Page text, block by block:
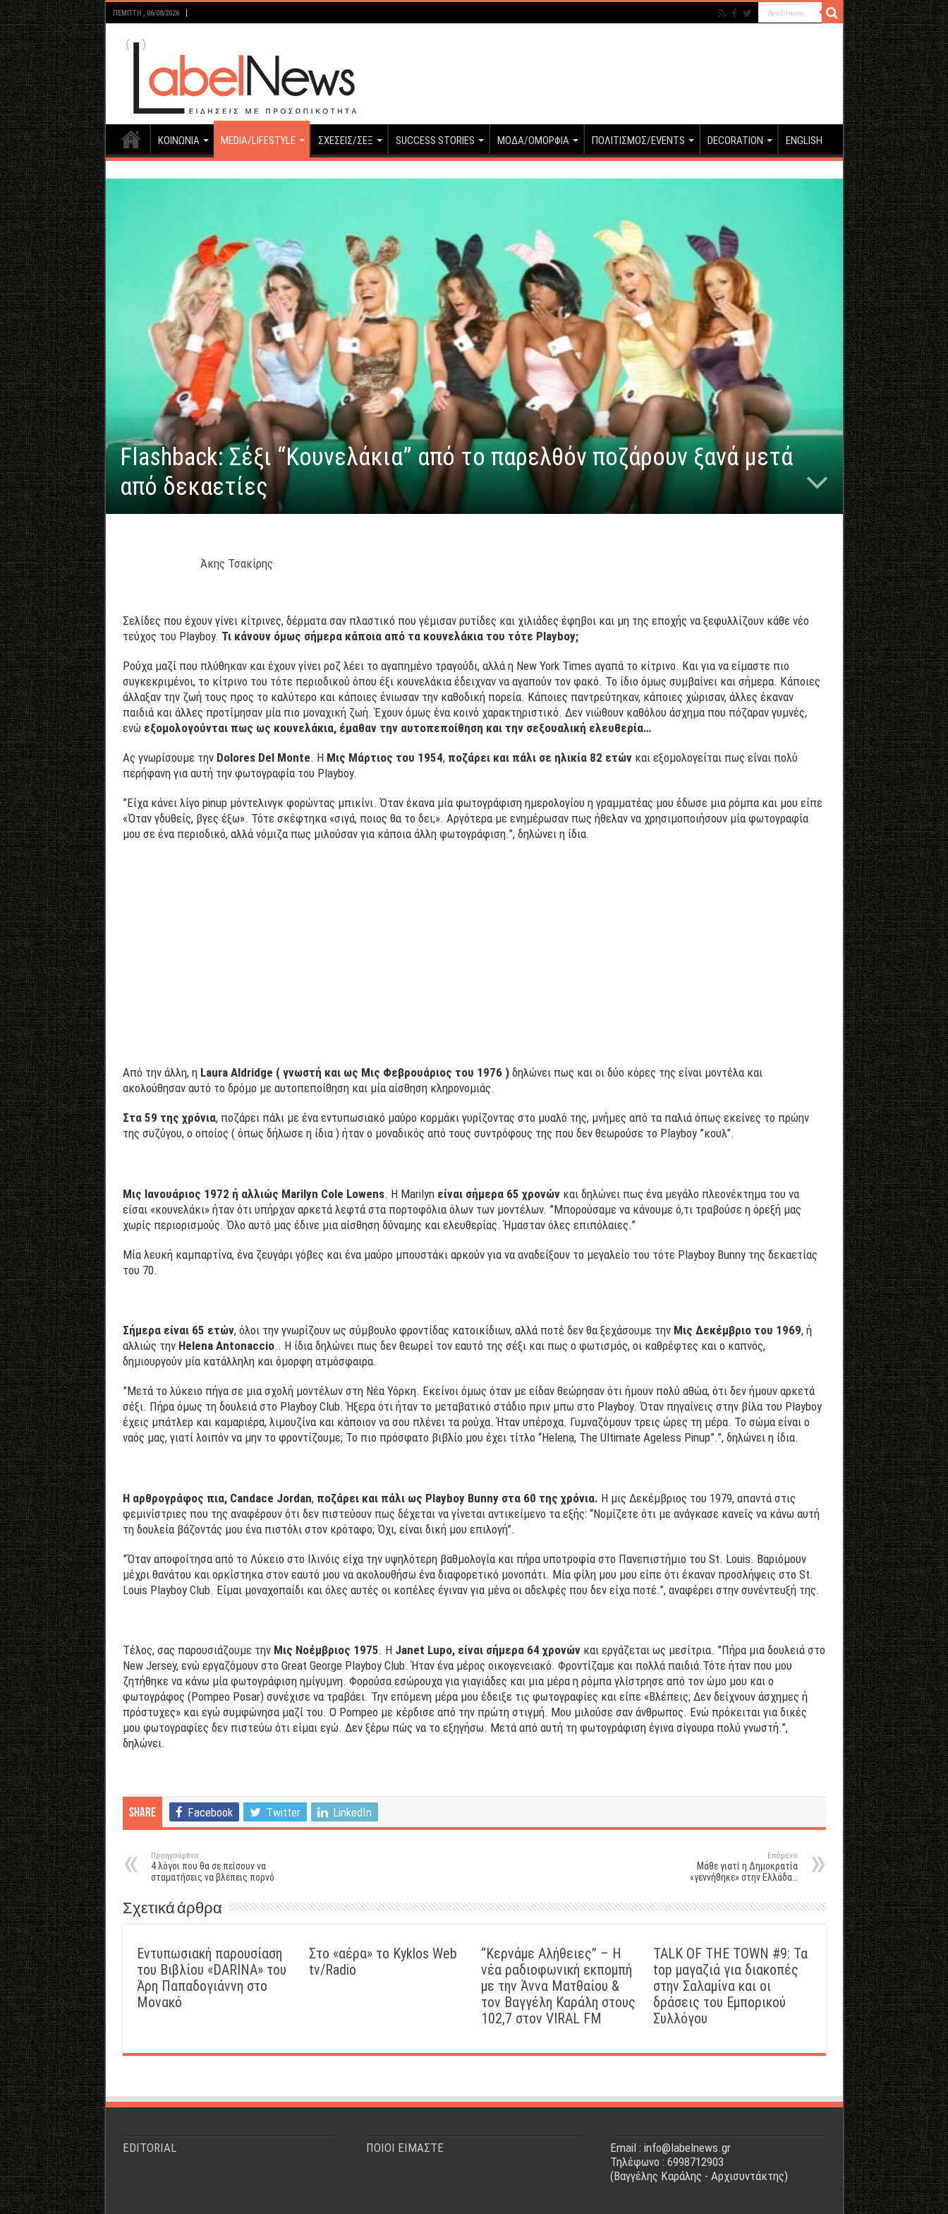
ΠΈΜΠΤΗ , 06/08/2026
ΚΟΙΝΩΝΙΑ MEDIA/LIFESTYLE ΣΧΕΣΕΙΣ/ΣΕΞ SUCCESS STORIES ΜΟΔΑ/ΟΜΟΡΦΙΑ ΠΟΛΙΤΙΣΜΟΣ/EVENTS DECORATION ENGLISH
Flashback: Σέξι “Κουνελάκια” από το παρελθόν ποζάρουν ξανά μετά
από δεκαετίες
Άκης Τσακίρης
Σελίδες που έχουν γίνει κίτρινες, δέρματα σαν πλαστικό που γέμισαν ρυτίδες και χιλιάδες έφηβοι και μη της εποχής να ξεφυλλίζουν κάθε νέο
τεύχος του Playboy. Τι κάνουν όμως σήμερα κάποια από τα κουνελάκια του τότε Playboy;
Ρούχα μαζί που πλύθηκαν και έχουν γίνει ροζ λέει το αγαπημένο τραγούδι, αλλά η New York Times αγαπά το κίτρινο. Και για να είμαστε πιο
συγκεκριμένοι, το κίτρινο του τότε περιοδικού όπου έξι κουνελάκια έδειχναν να αγαπούν τον φακό. Το ίδιο όμως συμβαίνει και σήμερα. Κάποιες
άλλαξαν την ζωή τους προς το καλύτερο και κάποιες ένιωσαν την καθοδική πορεία. Κάποιες παντρεύτηκαν, κάποιες χώρισαν, άλλες έκαναν
παιδιά και άλλες προτίμησαν μία πιο μοναχική ζωή. Έχουν όμως ένα κοινό χαρακτηριστικό. Δεν νιώθουν καθόλου άσχημα που πόζαραν γυμνές,
ενώ εξομολογούνται πως ως κουνελάκια, έμαθαν την αυτοπεποίθηση και την σεξουαλική ελευθερία…
Ας γνωρίσουμε την Dolores Del Monte. Η Μις Μάρτιος του 1954, ποζάρει και πάλι σε ηλικία 82 ετώνκαι εξομολογείται πως είναι πολύ
περήφανη για αυτή την φωτογραφία του Playboy.
”Είχα κάνει λίγο pinup μόντελινγκ φορώντας μπικίνι. Όταν έκανα μία φωτογράφιση ημερολογίου η γραμματέας μου έδωσε μια ρόμπα και μου είπε
«Όταν γδυθείς, βγες έξω». Τότε σκέφτηκα «σιγά, ποιος θα το δει;». Αργότερα με ενημέρωσαν πως ήθελαν να χρησιμοποιήσουν μία φωτογραφία
μου σε ένα περιοδικό, αλλά νόμιζα πως μιλούσαν για κάποια άλλη φωτογράφιση.”, δηλώνει η ίδια.
Από την άλλη, η Laura Aldridge ( γνωστή και ως Μις Φεβρουάριος του 1976 )δηλώνει πως και οι δύο κόρες της είναι μοντέλα και
ακολούθησαν αυτό το δρόμο με αυτοπεποίθηση και μία αίσθηση κληρονομιάς.
Στα 59 της χρόνια, ποζάρει πάλι με ένα εντυπωσιακό μαύρο κορμάκι γυρίζοντας στο μυαλό της, μνήμες από τα παλιά όπως εκείνες το πρώην
της συζύγου, ο οποίος ( όπως δήλωσε η ίδια ) ήταν ο μοναδικός από τους συντρόφους της που δεν θεωρούσε το Playboy ”κουλ”.
Μις Ιανουάριος 1972 ή αλλιώς Marilyn Cole Lowens. Η Marilyn είναι σήμερα 65 χρονώνκαι δηλώνει πως ένα μεγάλο πλεονέκτημα του να
είσαι «κουνελάκι» ήταν ότι υπήρχαν αρκετά λεφτά στα πορτοφόλια όλων των μοντέλων. ”Μπορούσαμε να κάνουμε ό,τι τραβούσε η όρεξή μας
χωρίς περιορισμούς. Όλο αυτό μας έδινε μια αίσθηση δύναμης και ελευθερίας. Ήμασταν όλες επιπόλαιες.”
Μία λευκή καμπαρτίνα, ένα ζευγάρι γόβες και ένα μαύρο μπουστάκι αρκούν για να αναδείξουν το μεγαλείο του τότε Playboy Bunny της δεκαετίας
του 70.
Σήμερα είναι 65 ετών, όλοι την γνωρίζουν ως σύμβουλο φροντίδας κατοικίδιων, αλλά ποτέ δεν θα ξεχάσουμε την Μις Δεκέμβριο του 1969, ή
αλλιώς τηνHelena Antonaccio.. Η ίδια δηλώνει πως δεν θεωρεί τον εαυτό της σέξι και πως ο φωτισμός, οι καθρέφτες και ο καπνός,
δημιουργούν μία κατάλληλη και όμορφη ατμόσφαιρα.
”Μετά το λύκειο πήγα σε μια σχολή μοντέλων στη Νέα Υόρκη. Εκείνοι όμως όταν με είδαν θεώρησαν ότι ήμουν πολύ αθώα, ότι δεν ήμουν αρκετά
σέξι. Πήρα όμως τη δουλειά στο Playboy Club. Ήξερα ότι ήταν το μεταβατικό στάδιο πριν μπω στο Playboy. Όταν πηγαίνεις στην βίλα του Playboy
έχεις μπάτλερ και καμαριέρα, λιμουζίνα και κάποιον να σου πλένει τα ρούχα. Ήταν υπέροχα. Γυμναζόμουν τρεις ώρες τη μέρα. Το σώμα είναι ο
ναός μας, γιατί λοιπόν να μην το φροντίζουμε; Το πιο πρόσφατο βιβλίο μου έχει τίτλο “Helena, The Ultimate Ageless Pinup”.”, δηλώνει η ίδια.
Η αρθρογράφος πια, Candace Jordan, ποζάρει και πάλι ως Playboy Bunny στα 60 της χρόνια. Η μις Δεκέμβριος του 1979, απαντά στις
φεμινίστριες που της αναφέρουν ότι δεν πιστεύουν πως δέχεται να γίνεται αντικείμενο τα εξής: “Νομίζετε ότι με ανάγκασε κανείς να κάνω αυτή
τη δουλεία βάζοντάς μου ένα πιστόλι στον κρόταφο; Όχι, είναι δική μου επιλογή”.
”Όταν αποφοίτησα από το Λύκειο στο Ιλινόις είχα την υψηλότερη βαθμολογία και πήρα υποτροφία στο Πανεπιστήμιο του St. Louis. Βαριόμουν
μέχρι θανάτου και ορκίστηκα στον εαυτό μου να ακολουθήσω ένα διαφορετικό μονοπάτι. Μία φίλη μου μου είπε ότι έκαναν προσλήψεις στο St.
Louis Playboy Club. Είμαι μοναχοπαίδι και όλες αυτές οι κοπέλες έγιναν για μένα οι αδελφές που δεν είχα ποτέ.”, αναφέρει στην συνέντευξή της.
Τέλος, σας παρουσιάζουμε την Μις Νοέμβριος 1975. Η Janet Lupo, είναι σήμερα 64 χρονώνκαι εργάζεται ως μεσίτρια. ”Πήρα μια δουλειά στο
New Jersey, ενώ εργαζόμουν στο Great George Playboy Club. Ήταν ένα μέρος οικογενειακό. Φροντίζαμε και πολλά παιδιά.Τότε ήταν που μου
ζητήθηκε να κάνω μία φωτογράφιση ημίγυμνη. Φορούσα εσώρουχα για γιαγιάδες και μια μέρα η ρόμπα γλίστρησε από τον ώμο μου και ο
φωτογράφος (Pompeo Posar) συνέχισε να τραβάει. Την επόμενη μέρα μου έδειξε τις φωτογραφίες και είπε «Βλέπεις; Δεν δείχνουν άσχημες ή
πρόστυχες» και εγώ συμφώνησα μαζί του. Ο Pompeo με κέρδισε από την πρώτη στιγμή. Μου μιλούσε σαν άνθρωπος. Ενώ πρόκειται για δικές
μου φωτογραφίες δεν πιστεύω ότι είμαι εγώ. Δεν ξέρω πώς να το εξηγήσω. Μετά από αυτή τη φωτογράφιση έγινα σίγουρα πολύ γνωστή.”,
δηλώνει.
Share Facebook Twitter LinkedIn
Προηγούμενο
4 λόγοι που θα σε πείσουν να
σταματήσεις να βλέπεις πορνό
Επόμενο
Μάθε γιατί η Δημοκρατία
«γεννήθηκε» στην Ελλάδα…
Σχετικά άρθρα
Εντυπωσιακή παρουσίαση
του Βιβλίου «DARINA» του
Άρη Παπαδογιάννη στο
Μονακό
Στο «αέρα» το Kyklos Web
tv/Radio
“Kερνάμε Αλήθειες” – Η
νέα ραδιοφωνική εκπομπή
με την Άννα Ματθαίου &
τον Βαγγέλη Καράλη στους
102,7 στον VIRAL FM
TALK OF THE TOWN #9: Τα
top μαγαζιά για διακοπές
στην Σαλαμίνα και οι
δράσεις του Εμπορικού
Συλλόγου
EDITORIAL ΠΟΙΟΙ ΕΙΜΑΣΤΕ
Email : info@labelnews.gr
Τηλέφωνο : 6998712903
(Βαγγέλης Καράλης - Αρχισυντάκτης)